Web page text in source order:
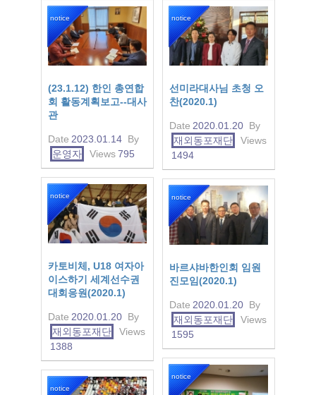
notice
(23.1.12) 한인 총연합
회 활동계획보고--대사
관
Date 2023.01.14 By
운영자
Views795
notice
선미라대사님 초청 오
찬(2020.1)
Date 2020.01.20 By
재외동포재단
Views
1494
notice
카토비체, U18 여자아
이스하기 세계선수권
대회응원(2020.1)
Date 2020.01.20 By
재외동포재단
Views
1388
notice
바르샤바한인회 임원
진모임(2020.1)
Date 2020.01.20 By
재외동포재단
Views
1595
notice
notice